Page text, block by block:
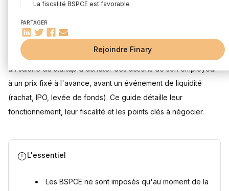
La fiscalité BSPCE est favorable
Les limites des BSPCE
Combien faut-il négocier de BSPCE ?
BSPCE : éléments à considérer
Comment Finary peut vous aider
Questions fréquentes
Les BSPCE sont-ils imposés au moment de l'attribution ou
Combien de BSPCE faut-il négocier ?
Sources
PARTAGER
Rejoindre Finary
Les BSPCE (Bons de Souscription de Parts de Créateur
d'Entreprise) sont un dispositif d'intéressement qui permet à
un salarié de startup d'acheter des actions de son employeur
à un prix fixé à l'avance, avant un événement de liquidité
(rachat, IPO, levée de fonds). Ce guide détaille leur
fonctionnement, leur fiscalité et les points clés à négocier.
L'essentiel
Les BSPCE ne sont imposés qu'au moment de la